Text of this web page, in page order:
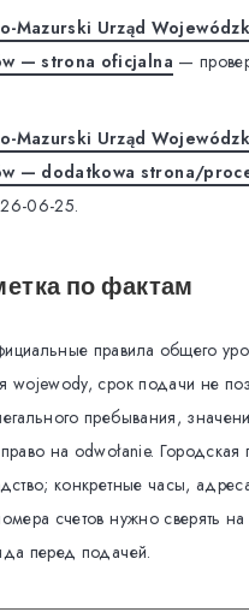
Mazurski Urząd
— strona oficjalna —
Mazurski Urząd
— dodatkowa strona/
06-25.
по фактам
правила общего
wojewody, срок подачи не
пребывания,
на odwołanie. Городская
конкретные часы,
счетов нужно сверять на
перед подачей.